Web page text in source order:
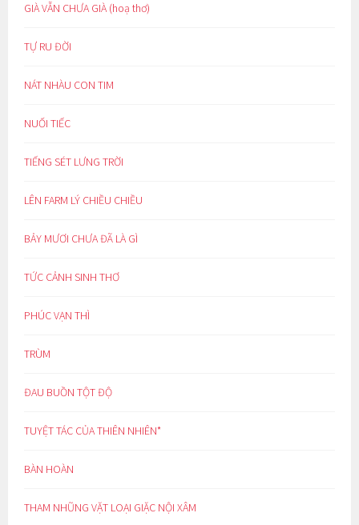
GIÀ VẪN CHƯA GIÀ (hoạ thơ)
TỰ RU ĐỜI
NÁT NHÀU CON TIM
NUỐI TIẾC
TIẾNG SÉT LƯNG TRỜI
LÊN FARM LÝ CHIỀU CHIỀU
BẢY MƯƠI CHƯA ĐÃ LÀ GÌ
TỨC CẢNH SINH THƠ
PHÚC VẠN THÌ
TRÙM
ĐAU BUỒN TỘT ĐỘ
TUYỆT TÁC CỦA THIÊN NHIÊN*
BÀN HOÀN
THAM NHŨNG VẶT LOẠI GIẶC NỘI XÂM